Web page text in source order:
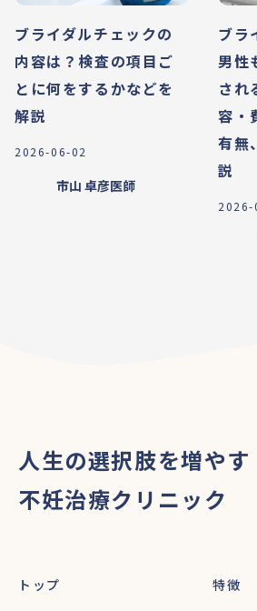
ブライダルチェックの
内容は？検査の項目ご
とに何をするかなどを
解説
2026-06-02
市山 卓彦医師
ブラ
男性
され
容・
有無
説
2026-
人生の選択肢を増やす
不妊治療クリニック
トップ 特徴